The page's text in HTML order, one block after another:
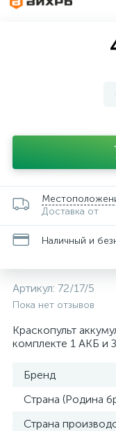
Доставка от
Наличный и
Артикул: 72/17/5
Пока нет отзывов
Краскопульт
комплекте 1 АКБ и
Бренд
Страна (Родина
Страна